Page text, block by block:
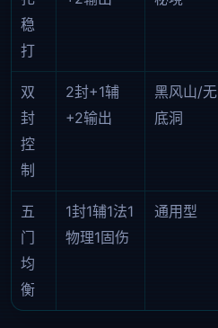
稳
打
双
封
控
制
2封+1辅
+2输出
黑风山/无
底洞
五
门
均
衡
1封1辅1法1
物理1固伤
通用型